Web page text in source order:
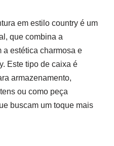
em estilo country é um
que combina a
a estética charmosa e
Este tipo de caixa é
armazenamento,
ou como peça
buscam um toque mais